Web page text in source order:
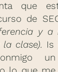
que
de
y
clase). Is